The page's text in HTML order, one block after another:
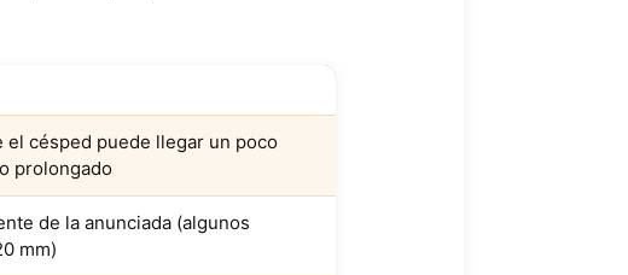
césped puede llegar un poco
prolongado
de la anunciada (algunos
mm)